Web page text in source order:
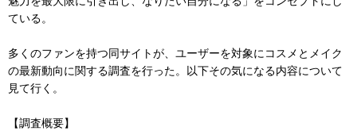
ている。
多くのファンを持つ同サイトが、ユーザーを対象にコスメとメイク
の最新動向に関する調査を行った。以下その気になる内容について
見て行く。
【調査概要】